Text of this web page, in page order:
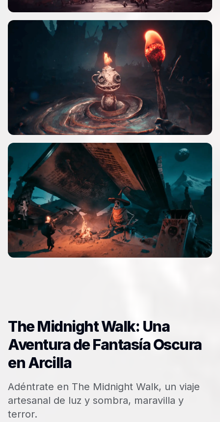
The Midnight Walk: Una
Aventura de Fantasía Oscura
en Arcilla
Adéntrate en The Midnight Walk, un viaje
artesanal de luz y sombra, maravilla y
terror.